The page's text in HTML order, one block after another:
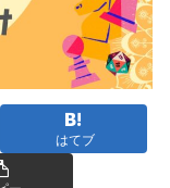
はてブ